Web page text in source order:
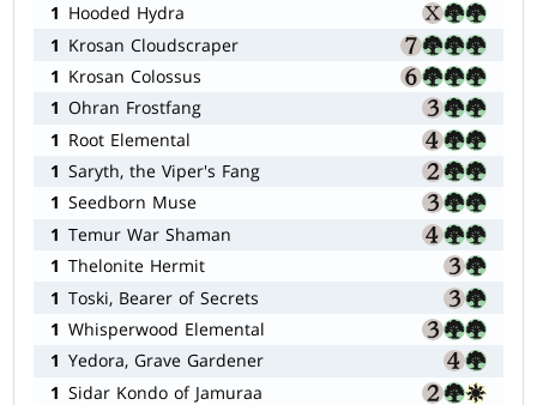
1 Hooded Hydra
1 Krosan Cloudscraper
1 Krosan Colossus
1 Ohran Frostfang
1 Root Elemental
1 Saryth, the Viper's Fang
1 Seedborn Muse
1 Temur War Shaman
1 Thelonite Hermit
1 Toski, Bearer of Secrets
1 Whisperwood Elemental
1 Yedora, Grave Gardener
1 Sidar Kondo of Jamuraa